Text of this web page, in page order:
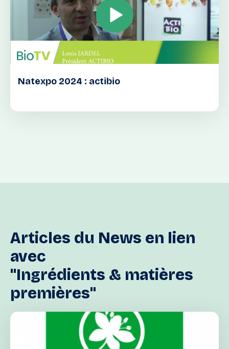
Natexpo 2024 : actibio
Articles du News en lien
avec
"Ingrédients & matières
premières"